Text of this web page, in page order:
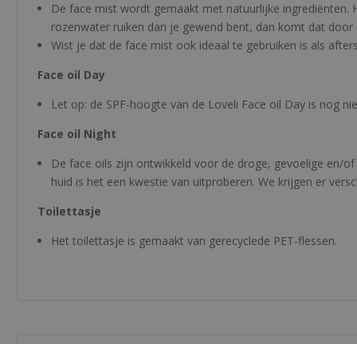
De face mist wordt gemaakt met natuurlijke ingrediënten.
rozenwater ruiken dan je gewend bent, dan komt dat door
Wist je dat de face mist ook ideaal te gebruiken is als
Face oil Day
Let op: de SPF-hoogte van de Loveli Face oil Day is nog
Face oil Night
De face oils zijn ontwikkeld voor de droge, gevoelige en/
huid is het een kwestie van uitproberen. We krijgen er
Toilettasje
Het toilettasje is gemaakt van gerecyclede PET-flessen.